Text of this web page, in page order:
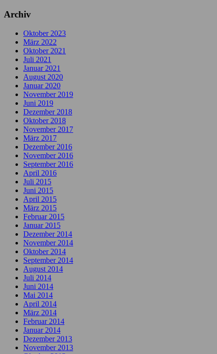
Archiv
Oktober 2023
März 2022
Oktober 2021
Juli 2021
Januar 2021
August 2020
Januar 2020
November 2019
Juni 2019
Dezember 2018
Oktober 2018
November 2017
März 2017
Dezember 2016
November 2016
September 2016
April 2016
Juli 2015
Juni 2015
April 2015
März 2015
Februar 2015
Januar 2015
Dezember 2014
November 2014
Oktober 2014
September 2014
August 2014
Juli 2014
Juni 2014
Mai 2014
April 2014
März 2014
Februar 2014
Januar 2014
Dezember 2013
November 2013